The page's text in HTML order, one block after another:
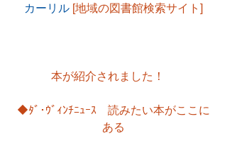
カーリル [地域の図書館検索サイト]
本が紹介されました！
◆ﾀﾞ･ｳﾞｨﾝﾁﾆｭｰｽ　読みたい本がここに
ある